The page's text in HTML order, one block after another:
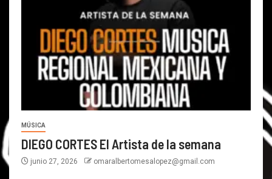
MÚSICA
DIEGO CORTES El Artista de la semana
junio 27, 2026 omaralbertomesalopez@gmail.com